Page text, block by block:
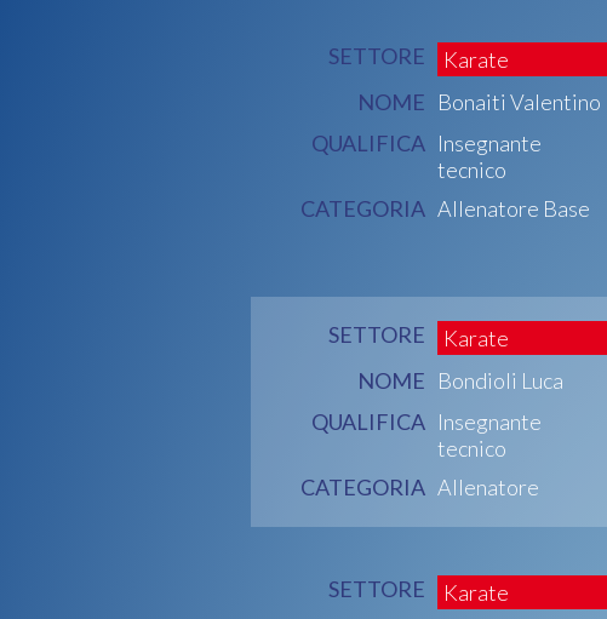
SETTORE
Karate
NOME Bonaiti Valentino
QUALIFICA Insegnante
tecnico
CATEGORIA Allenatore Base
SETTORE
Karate
NOME Bondioli Luca
QUALIFICA Insegnante
tecnico
CATEGORIA Allenatore
SETTORE
Karate